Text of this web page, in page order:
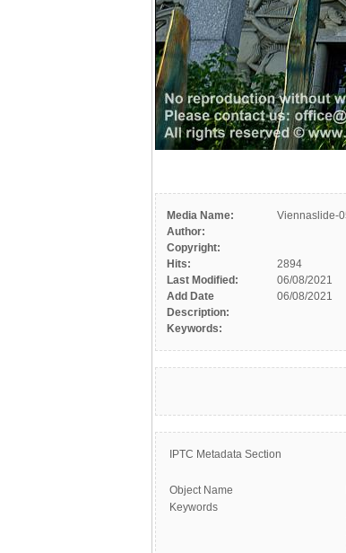
Media Name:
Viennaslide-
Author:
Copyright:
Hits:
2894
Last Modified:
06/08/2021
Add Date
06/08/2021
Description:
Keywords:
IPTC Metadata Section
Object Name
Keywords